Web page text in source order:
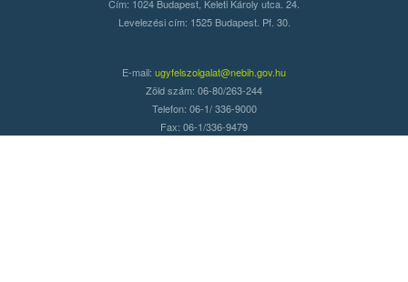
Cím: 1024 Budapest, Keleti Károly utca. 24.
Levelezési cím: 1525 Budapest. Pf. 30.
E-mail: ugyfelszolgalat@nebih.gov.hu
Zöld szám: 06-80/263-244
Telefon: 06-1/ 336-9000
Fax: 06-1/336-9479